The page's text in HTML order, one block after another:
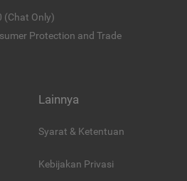
(Chat Only)
Protection and Trade
Lainnya
Syarat & Ketentuan
Kebijakan Privasi